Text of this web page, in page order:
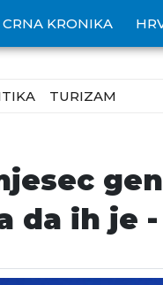
CRNA KRONIKA
TURIZAM
da ih je